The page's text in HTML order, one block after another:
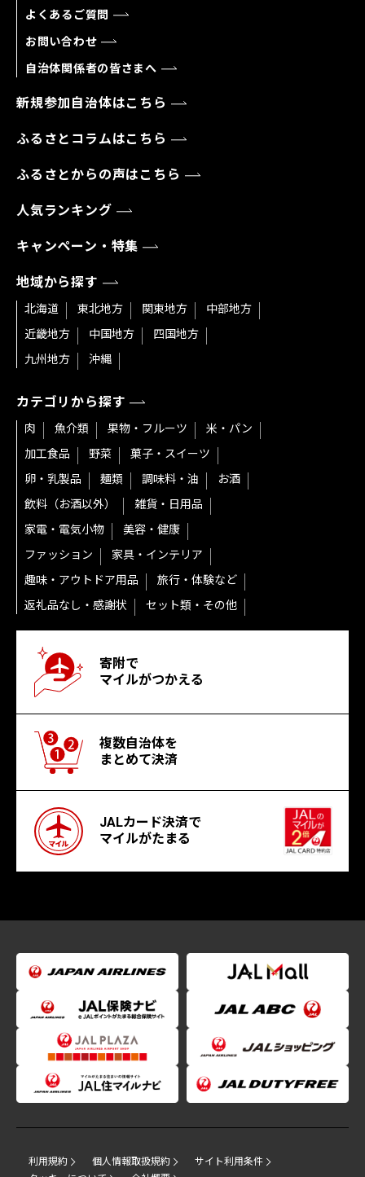
よくあるご質問
お問い合わせ
自治体関係者の皆さまへ
新規参加自治体はこちら
ふるさとコラムはこちら
ふるさとからの声はこちら
人気ランキング
キャンペーン・特集
地域から探す
北海道 東北地方 関東地方
中部地方
近畿地方
中国地方
四国地方
九州地方
沖縄
カテゴリから探す
肉 魚介類 果物・フルーツ
米・パン
加工食品
野菜
菓子・スイーツ
卵・乳製品
麺類 調味料・油
お酒
飲料（お酒以外）
雑貨・日用品
家電・電気小物
美容・健康
ファッション
家具・インテリア
趣味・アウトドア用品
旅行・体験など
返礼品なし・感謝状
セット類・その他
寄附で
マイルがつかえる
複数自治体を
まとめて決済
JALカード決済で
マイルがたまる
利用規約 個人情報取扱規約
サイト利用条件